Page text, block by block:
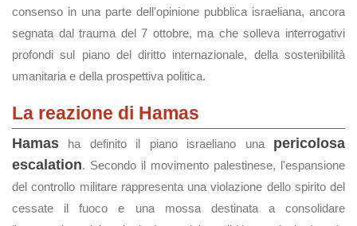
consenso in una parte dell'opinione pubblica israeliana, ancora
segnata dal trauma del 7 ottobre, ma che solleva interrogativi
profondi sul piano del diritto internazionale, della sostenibilità
umanitaria e della prospettiva politica.
La reazione di Hamas
Hamas ha definito il piano israeliano una pericolosa
escalation. Secondo il movimento palestinese, l'espansione
del controllo militare rappresenta una violazione dello spirito del
cessate il fuoco e una mossa destinata a consolidare